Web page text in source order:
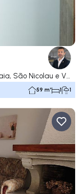
Cedofeita, Santo Ildefonso, Sé, Miragaia, São Nicolau e Vitória, Porto
59 m² 1 1